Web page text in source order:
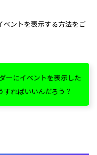
ントを表示する方法をご
ーにイベントを表示した
すればいいんだろう？